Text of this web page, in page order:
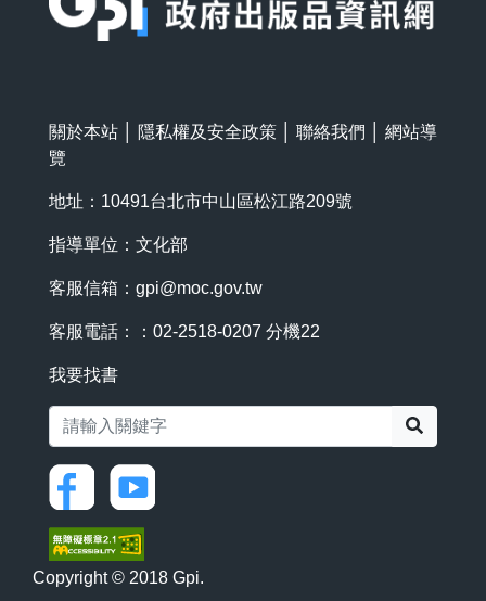
關於本站 隱私權及安全政策 聯絡我們
網站導
覽
地址：10491台北市中山區松江路209號
指導單位：文化部
客服信箱： gpi@moc.gov.tw
客服電話：：02-2518-0207 分機22
我要找書
Copyright © 2018 Gpi.